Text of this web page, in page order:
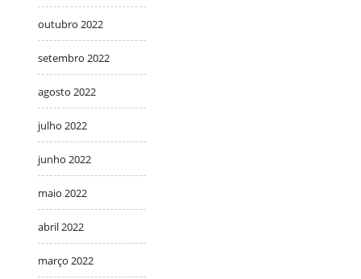
outubro 2022
setembro 2022
agosto 2022
julho 2022
junho 2022
maio 2022
abril 2022
março 2022